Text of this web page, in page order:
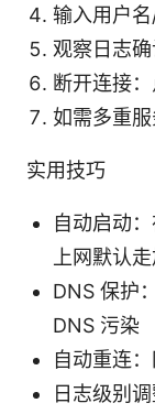
输入用户名
观察日志
断开连接
如需多重
实用技巧
自动启动
上网默认
DNS 保护
DNS 污染
自动重连
日志级别